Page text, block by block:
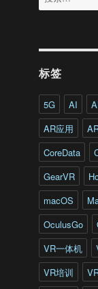
索：
标签
5G AI
AR应用
CoreData
GearVR
macOS
OculusGo
VR一体机
VR培训